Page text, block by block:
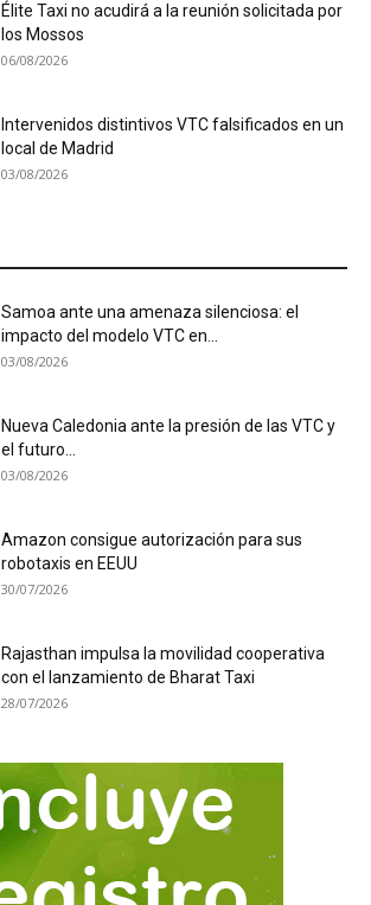
Élite Taxi no acudirá a la reunión solicitada por
los Mossos
06/08/2026
Intervenidos distintivos VTC falsificados en un
local de Madrid
03/08/2026
Samoa ante una amenaza silenciosa: el
impacto del modelo VTC en...
03/08/2026
Nueva Caledonia ante la presión de las VTC y
el futuro...
03/08/2026
Amazon consigue autorización para sus
robotaxis en EEUU
30/07/2026
Rajasthan impulsa la movilidad cooperativa
con el lanzamiento de Bharat Taxi
28/07/2026